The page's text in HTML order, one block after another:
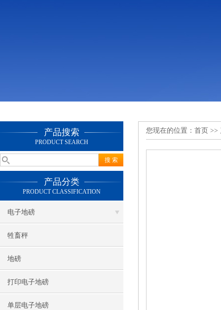
产品搜索
PRODUCT SEARCH
产品分类
PRODUCT CLASSIFICATION
电子地磅
牲畜秤
地磅
打印电子地磅
单层电子地磅
您现在的位置： 首页 >>